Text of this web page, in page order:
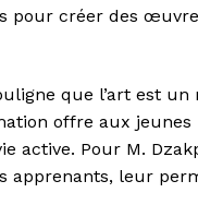
pour créer des
que l’art est
offre aux
active. Pour M.
apprenants, leur